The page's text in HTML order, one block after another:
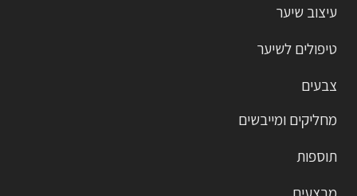
עיצוב שיער
טיפולים לשיער
צבעים
מחליקים ומייבשים
תוספות